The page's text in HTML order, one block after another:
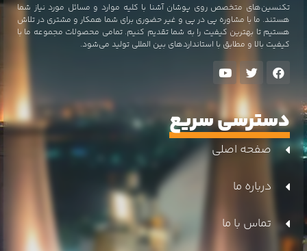
تکنسین‌های متخصص روی پوشان آشنا با کلیه موارد و مسائل مورد نیاز شما
هستند. ما با مشاوره پی در پی و غیر حضوری برای شما همکار و مشتری در تلاش
هستیم تا بهترین کیفیت را به شما تقدیم کنیم. تمامی محصولات مجموعه ما با
کیفیت بالا و مطابق با استاندارد‌های بین المللی تولید می‌شود.
دسترسی سریع
صفحه اصلی
درباره ما
تماس با ما